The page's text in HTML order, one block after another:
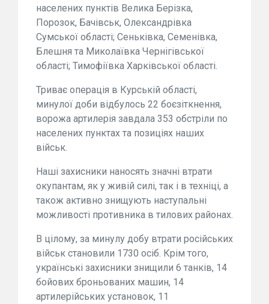
населених пунктів Велика Берізка,
Порозок, Бачівськ, Олександрівка
Сумської області; Сеньківка, Семенівка,
Блешня та Миколаївка Чернігівської
області; Тимофіївка Харківської області.
Триває операція в Курській області,
минулої доби відбулось 22 боєзіткнення,
ворожа артилерія завдала 353 обстріли по
населених пунктах та позиціях наших
військ.
Наші захисники наносять значні втрати
окупантам, як у живій силі, так і в техніці, а
також активно знищують наступальні
можливості противника в тилових районах.
В цілому, за минулу добу втрати російських
військ становили 1730 осіб. Крім того,
українські захисники знищили 6 танків, 14
бойових броньованих машин, 14
артилерійських установок, 11